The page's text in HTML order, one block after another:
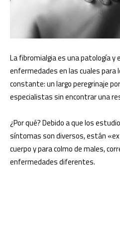
La fibromialgia es una patología y
enfermedades en las cuales para
constante: un largo peregrinaje
especialistas sin encontrar una
¿Por qué? Debido a que los
síntomas son diversos, están
cuerpo y para colmo de males,
enfermedades diferentes.